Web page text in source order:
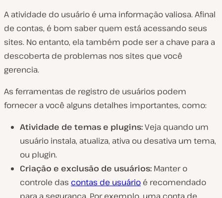
A atividade do usuário é uma informação valiosa. Afinal
de contas, é bom saber quem está acessando seus
sites. No entanto, ela também pode ser a chave para a
descoberta de problemas nos sites que você
gerencia.
As ferramentas de registro de usuários podem
fornecer a você alguns detalhes importantes, como:
Atividade de temas e plugins:Veja quando um
usuário instala, atualiza, ativa ou desativa um tema,
ou plugin.
Criação e exclusão de usuários: Manter o
controle das contas de usuário é recomendado
para a segurança. Por exemplo, uma conta de